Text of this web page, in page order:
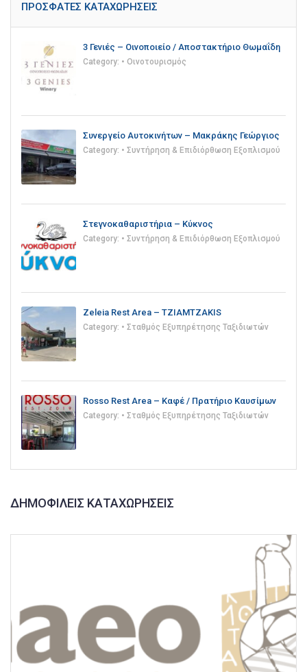
ΠΡΌΣΦΑΤΕΣ ΚΑΤΑΧΩΡΉΣΕΙΣ
3 Γενιές – Οινοποιείο / Αποστακτήριο Θωμαΐδη
Category: • Οινοτουρισμός
Συνεργείο Αυτοκινήτων – Μακράκης Γεώργιος
Category: • Συντήρηση & Επιδιόρθωση Εξοπλισμού
Στεγνοκαθαριστήρια – Κύκνος
Category: • Συντήρηση & Επιδιόρθωση Εξοπλισμού
Zeleia Rest Area – TZIAMTZAKIS
Category: • Σταθμός Εξυπηρέτησης Ταξιδιωτών
Rosso Rest Area – Καφέ / Πρατήριο Καυσίμων
Category: • Σταθμός Εξυπηρέτησης Ταξιδιωτών
ΔΗΜΟΦΙΛΕΊΣ ΚΑΤΑΧΩΡΉΣΕΙΣ